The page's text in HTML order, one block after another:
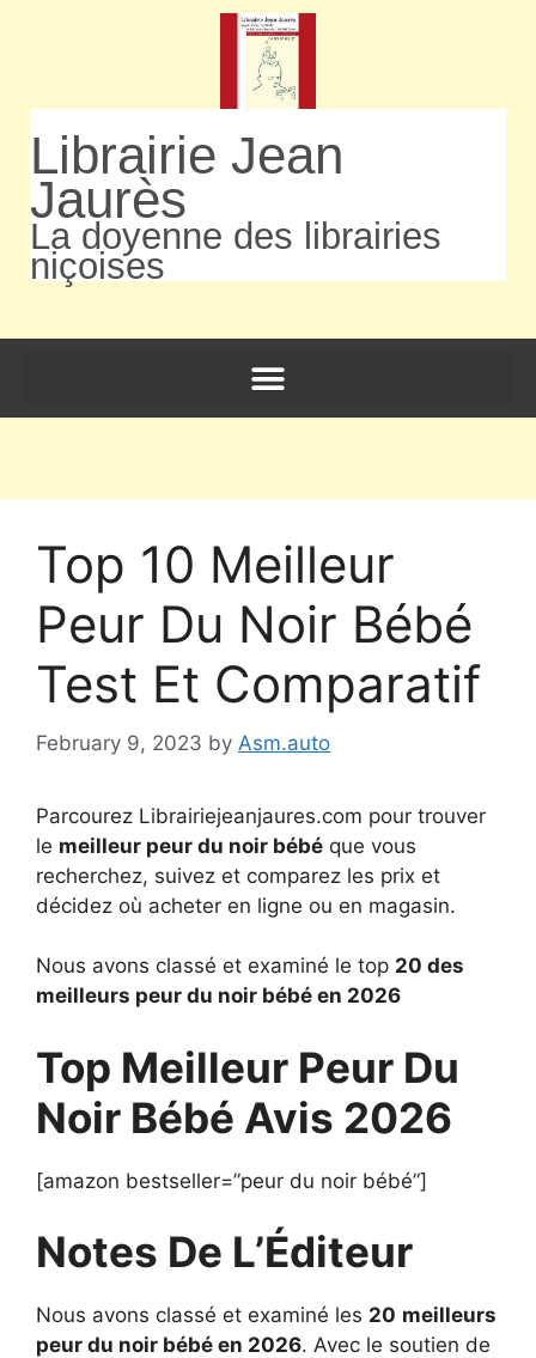
Librairie Jean
Jaurès
La doyenne des librairies
niçoises
Top 10 Meilleur
Peur Du Noir Bébé
Test Et Comparatif
February 9, 2023 by Asm.auto
Parcourez Librairiejeanjaures.com pour trouver
le meilleur peur du noir bébé que vous
recherchez, suivez et comparez les prix et
décidez où acheter en ligne ou en magasin.
Nous avons classé et examiné le top 20 des
meilleurs peur du noir bébé en 2026
Top Meilleur Peur Du
Noir Bébé Avis 2026
[amazon bestseller=”peur du noir bébé”]
Notes De L’Éditeur
Nous avons classé et examiné les 20 meilleurs
peur du noir bébé en 2026. Avec le soutien de